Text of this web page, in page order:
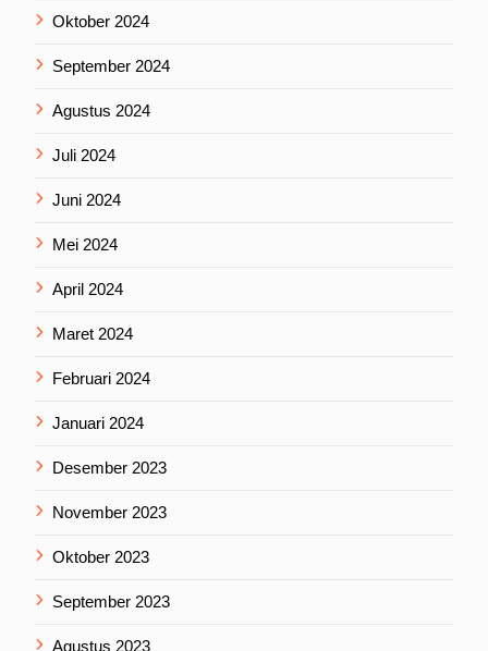
Oktober 2024
September 2024
Agustus 2024
Juli 2024
Juni 2024
Mei 2024
April 2024
Maret 2024
Februari 2024
Januari 2024
Desember 2023
November 2023
Oktober 2023
September 2023
Agustus 2023